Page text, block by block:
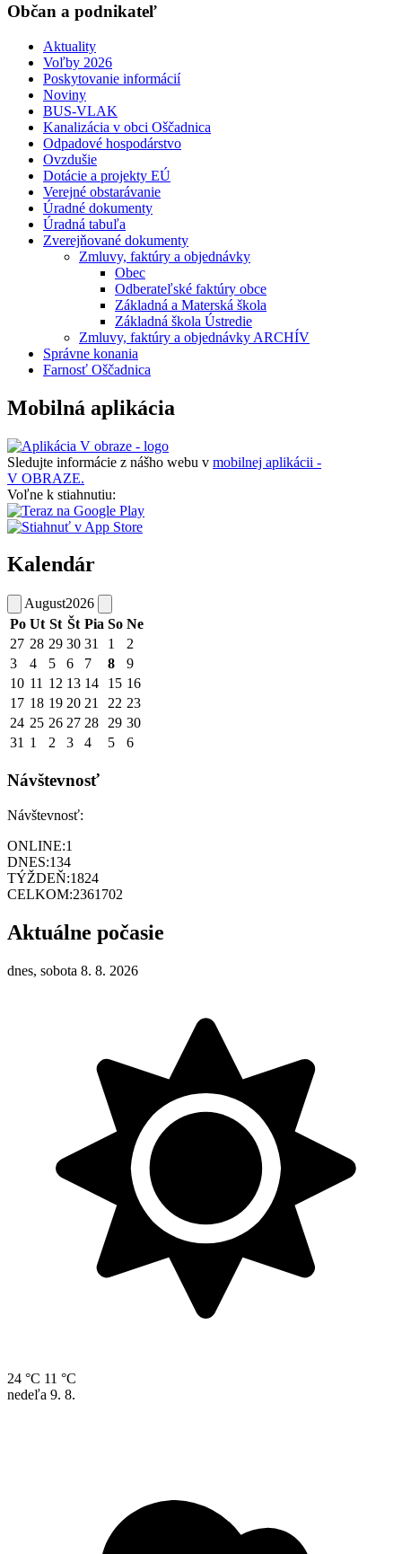
Občan a podnikateľ
Aktuality
Voľby 2026
Poskytovanie informácií
Noviny
BUS-VLAK
Kanalizácia v obci Oščadnica
Odpadové hospodárstvo
Ovzdušie
Dotácie a projekty EÚ
Verejné obstarávanie
Úradné dokumenty
Úradná tabuľa
Zverejňované dokumenty
Zmluvy, faktúry a objednávky
Obec
Odberateľské faktúry obce
Základná a Materská škola
Základná škola Ústredie
Zmluvy, faktúry a objednávky ARCHÍV
Správne konania
Farnosť Oščadnica
Mobilná aplikácia
Sledujte informácie z nášho webu v mobilnej aplikácii -
V OBRAZE.
Voľne k stiahnutiu:
Kalendár
August2026
Po Ut St Št Pia So Ne
27 28 29 30 31 1
2
3
4 5 6 7 8
9
10 11 12 13 14 15 16
17 18 19 20 21 22 23
24 25 26 27 28 29 30
31 1 2 3 4 5 6
Návštevnosť
Návštevnosť:
ONLINE:1
DNES:134
TÝŽDEŇ:1824
CELKOM:2361702
Aktuálne počasie
dnes, sobota 8. 8. 2026
24 °C 11 °C
nedeľa 9. 8.